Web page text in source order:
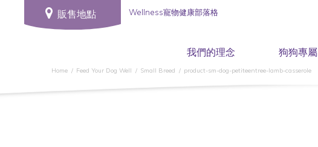
販售地點 Wellness寵物健康部落格
我們的理念 狗狗專屬
Home Feed Your Dog Well Small Breed product-sm-dog-petiteentree-lamb-casserole